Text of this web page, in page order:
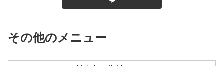
その他のメニュー